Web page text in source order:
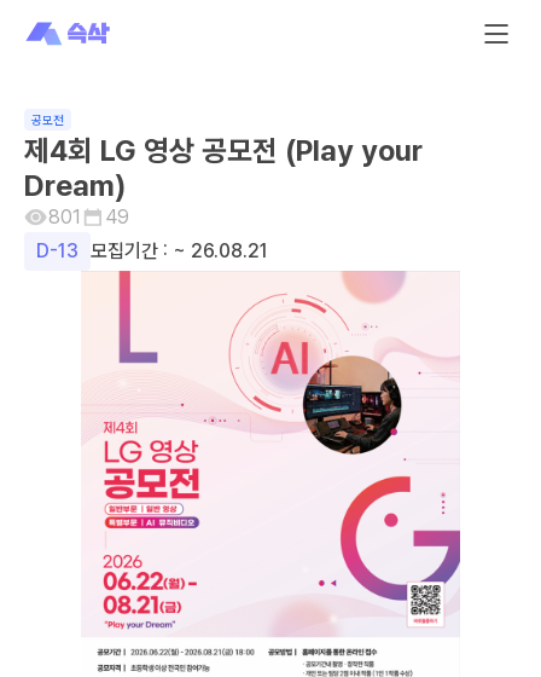
공모전
제4회 LG 영상 공모전 (Play your
Dream)
801
49
D-13 모집기간 : ~ 26.08.21